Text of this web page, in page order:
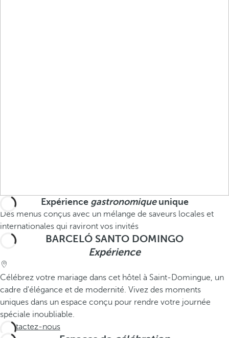
Expérience gastronomiqueunique
Des menus conçus avec un mélange de saveurs locales et
internationales qui raviront vos invités
BARCELÓ SANTO DOMINGO
Expérience
Célébrez votre mariage dans cet hôtel à Saint-Domingue, un
cadre d'élégance et de modernité. Vivez des moments
uniques dans un espace conçu pour rendre votre journée
spéciale inoubliable.
Contactez-nous